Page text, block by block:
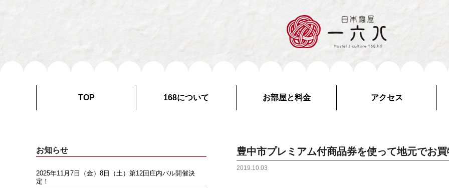
TOP 168について お部屋と料金 アクセス
お知らせ
2025年11月7日（金）8日（土）第12回庄内バル開催決
定！
豊中市プレミアム付商品券を使って地元でお
2019.10.03